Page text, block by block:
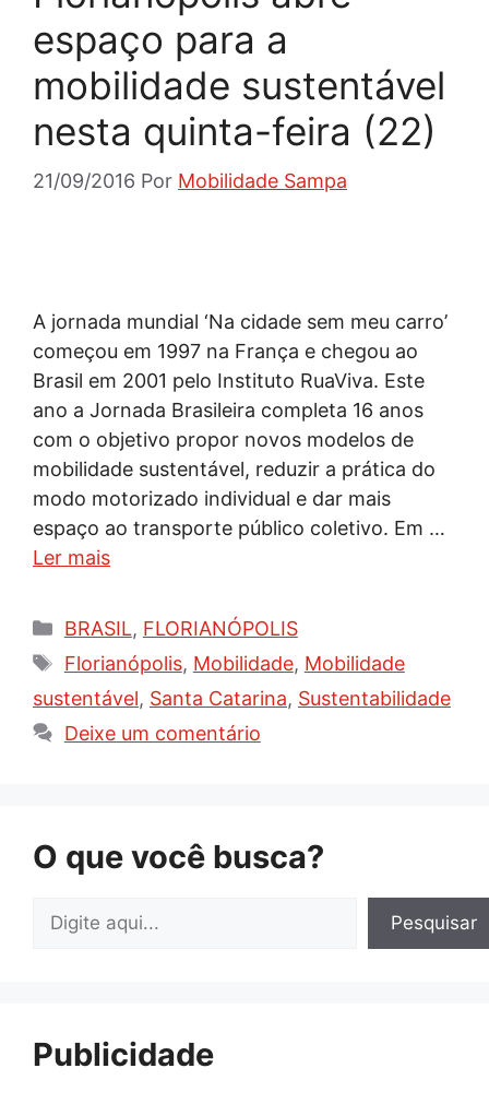
espaço para a
mobilidade sustentável
nesta quinta-feira (22)
21/09/2016 Por Mobilidade Sampa
A jornada mundial ‘Na cidade sem meu carro’
começou em 1997 na França e chegou ao
Brasil em 2001 pelo Instituto RuaViva. Este
ano a Jornada Brasileira completa 16 anos
com o objetivo propor novos modelos de
mobilidade sustentável, reduzir a prática do
modo motorizado individual e dar mais
espaço ao transporte público coletivo. Em …
Ler mais
Categorias
BRASIL, FLORIANÓPOLIS
Tags
Florianópolis, Mobilidade, Mobilidade
sustentável, Santa Catarina, Sustentabilidade
Deixe um comentário
O que você busca?
Pesquisar Pesquisar
Publicidade